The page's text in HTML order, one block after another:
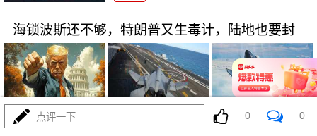
海锁波斯还不够，特朗普又生毒计，陆地也要封
最热 阅读 8548 08-03
点评一下 0 0